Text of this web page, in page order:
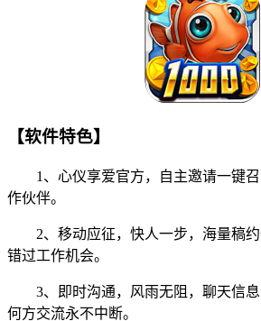
【软件特色】
1、心仪享爱官方，自主邀请一键召
作伙伴。
2、移动应征，快人一步，海量稿约
错过工作机会。
3、即时沟通，风雨无阻，聊天信息
何方交流永不中断。